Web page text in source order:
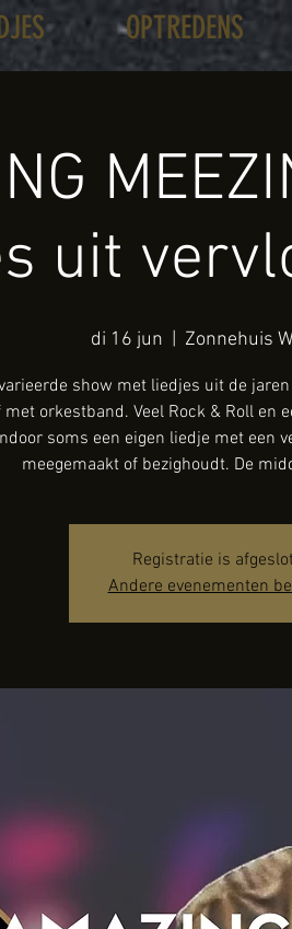
OPTREDENS
uit
di 16 jun Zonnehuis
show met liedjes uit de
met orkestband. Veel Rock & Roll en
soms een eigen liedje met een
meegemaakt of bezighoudt. De
Registratie is
Andere evenementen